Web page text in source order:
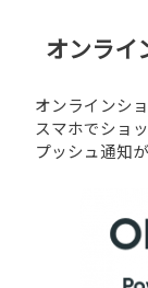
オンライ
オンラインシ
スマホでショ
プッシュ通知